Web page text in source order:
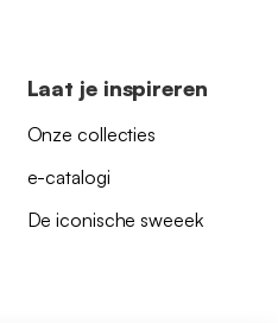
Laat je inspireren
Onze collecties
e-catalogi
De iconische sweeek